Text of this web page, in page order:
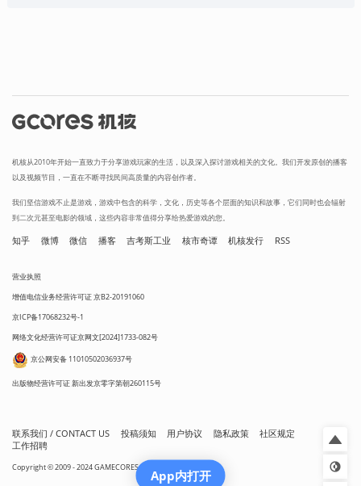
机核从2010年开始一直致力于分享游戏玩家的生活，以及深入探讨游戏相关的文化。我们开发原创的播客
以及视频节目，一直在不断寻找民间高质量的内容创作者。
我们坚信游戏不止是游戏，游戏中包含的科学，文化，历史等各个层面的知识和故事，它们同时也会辐射
到二次元甚至电影的领域，这些内容非常值得分享给热爱游戏的您。
知乎 微博 微信 播客 吉考斯工业 核市奇谭 机核发行 RSS
营业执照
增值电信业务经营许可证 京B2-20191060
京ICP备17068232号-1
网络文化经营许可证京网文[2024]1733-082号
京公网安备 11010502036937号
出版物经营许可证 新出发京零字第朝260115号
联系我们 / CONTACT US 投稿须知 用户协议 隐私政策
社区规定
工作招聘
Copyright © 2009 - 2024 GAMECORES. All Rights Reserved
App内打开